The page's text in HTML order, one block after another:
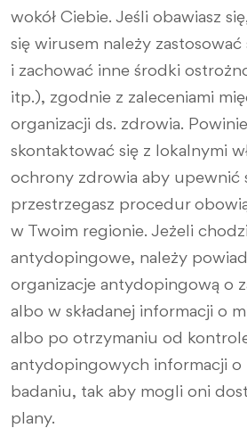
wokół Ciebie. Jeśli obawiasz
się wirusem należy zastosować
i zachować inne środki
itp.), zgodnie z zaleceniami
organizacji ds. zdrowia.
skontaktować się z lokalnymi
ochrony zdrowia aby upewnić
przestrzegasz procedur
w Twoim regionie. Jeżeli chodzi
antydopingowe, należy
organizacje antydopingową o
albo w składanej informacji o
albo po otrzymaniu od
antydopingowych informacji o
badaniu, tak aby mogli oni
plany.